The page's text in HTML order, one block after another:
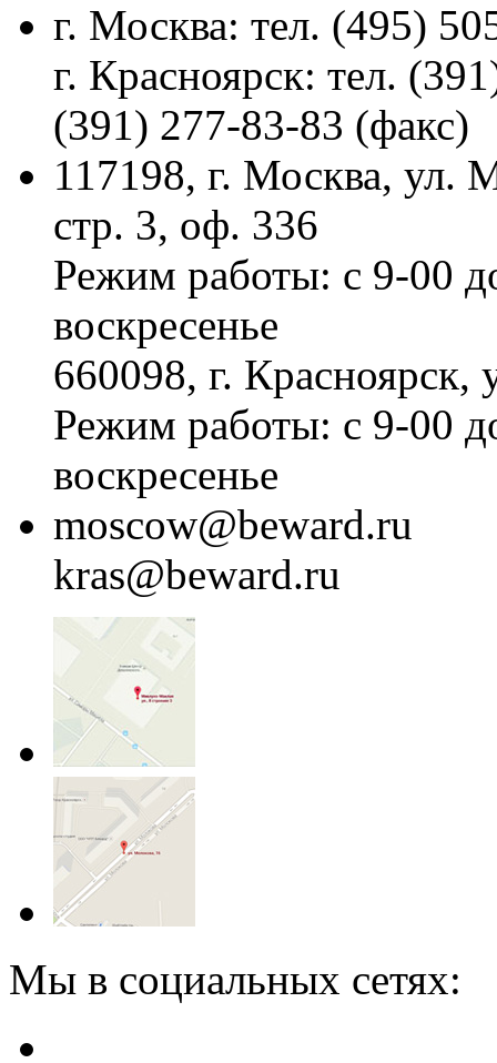
г. Москва: тел. (495)
г. Красноярск: тел.
(391) 277-83-83 (факс)
117198, г. Москва, ул.
стр. 3, оф. 336
Режим работы: с 9-00
воскресенье
660098, г.
Режим работы: с 9-00
воскресенье
moscow@beward.ru
kras@beward.ru
Мы в социальных сетях: